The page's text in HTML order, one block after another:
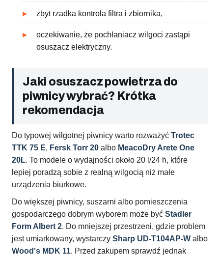
zbyt rzadka kontrola filtra i zbiornika,
oczekiwanie, że pochłaniacz wilgoci zastąpi
osuszacz elektryczny.
Jaki osuszacz powietrza do
piwnicy wybrać? Krótka
rekomendacja
Do typowej wilgotnej piwnicy warto rozważyć Trotec
TTK 75 E, Fersk Torr 20 albo MeacoDry Arete One
20L. To modele o wydajności około 20 l/24 h, które
lepiej poradzą sobie z realną wilgocią niż małe
urządzenia biurkowe.
Do większej piwnicy, suszarni albo pomieszczenia
gospodarczego dobrym wyborem może być Stadler
Form Albert 2. Do mniejszej przestrzeni, gdzie problem
jest umiarkowany, wystarczy Sharp UD-T104AP-W albo
Wood's MDK 11. Przed zakupem sprawdź jednak